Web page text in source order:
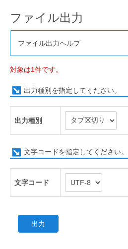
ファイル出力
ファイル出力ヘルプ
対象は1件です。
出力種別を指定してください。
出力種別
文字コードを指定してください。
文字コード